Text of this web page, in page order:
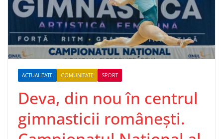
ACTUALITATE COMUNITATE SPORT
Deva, din nou în centrul
gimnasticii românești.